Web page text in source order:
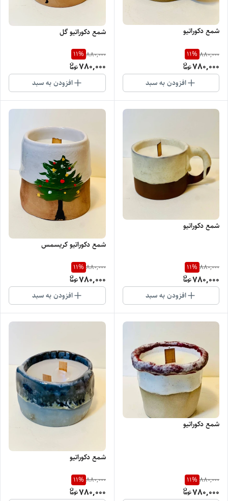
شمع دکوراتیو
880,000
11%
780,000
افزودن به سبد
شمع دکوراتیو گل
880,000
11%
780,000
افزودن به سبد
شمع دکوراتیو
880,000
11%
780,000
افزودن به سبد
شمع دکوراتیو کریسمس
880,000
11%
780,000
افزودن به سبد
شمع دکوراتیو
880,000
11%
780,000
شمع دکوراتیو
880,000
11%
780,000